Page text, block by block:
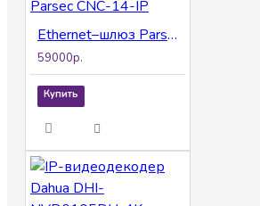
Ethernet–шлюз Parsec CNC-14-IP
59000р.
Купить